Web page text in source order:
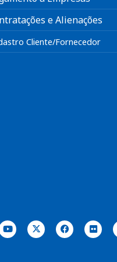
e Alienações
Cliente/Fornecedor